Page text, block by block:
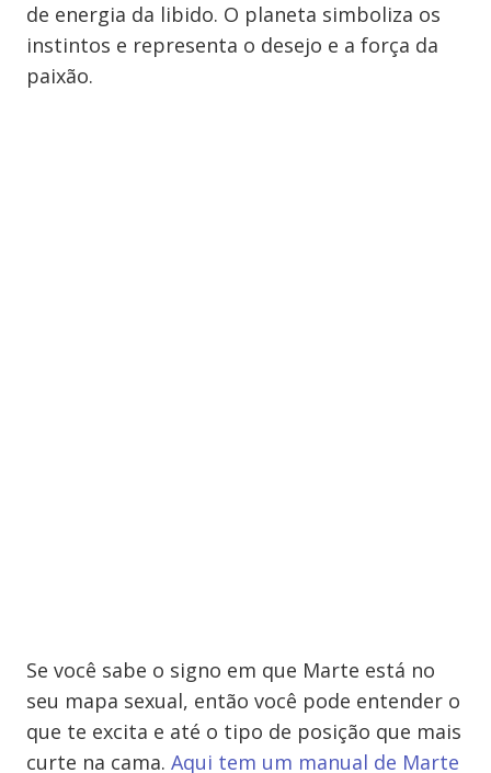
de energia da libido. O planeta simboliza os
instintos e representa o desejo e a força da
paixão.
Se você sabe o signo em que Marte está no
seu mapa sexual, então você pode entender o
que te excita e até o tipo de posição que mais
curte na cama. Aqui tem um manual de Marte